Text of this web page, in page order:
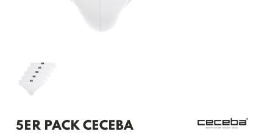
5ER PACK CECEBA